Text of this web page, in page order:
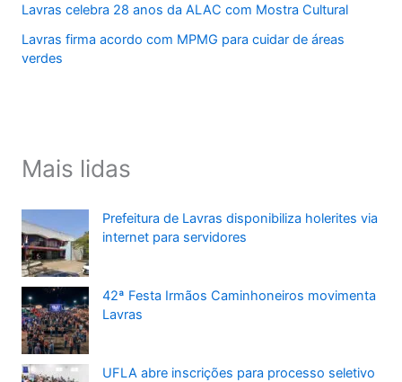
Lavras celebra 28 anos da ALAC com Mostra Cultural
Lavras firma acordo com MPMG para cuidar de áreas
verdes
Mais lidas
Prefeitura de Lavras disponibiliza holerites via
internet para servidores
42ª Festa Irmãos Caminhoneiros movimenta
Lavras
UFLA abre inscrições para processo seletivo